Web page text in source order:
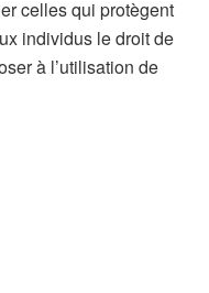
celles qui protègent
individus le droit de
à l’utilisation de